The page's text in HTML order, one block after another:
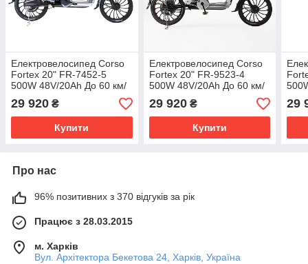
Електровелосипед Corso
Fortex 20" FR-7452-5
500W 48V/20Ah До 60 км/
год, запас ходу 45 км
Амортизація Сигналізація
29 920 ₴
Купити
Електровелосипед Corso
Fortex 20" FR-9523-4
500W 48V/20Ah До 60 км/
год, запас ходу 45 км
Амортизація Сигналізація
29 920₴
Купити
29
Про нас
96% позитивних з 370 відгуків за рік
Працює з 28.03.2015
м. Харків
Вул. Архітектора Бекетова 24, Харків, Україна